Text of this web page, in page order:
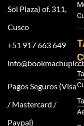
Sol Plaza) of. 311,
Cusco
+51 917 663 649
Pagos Seguros (Visa
/ Mastercard /
Paypal)